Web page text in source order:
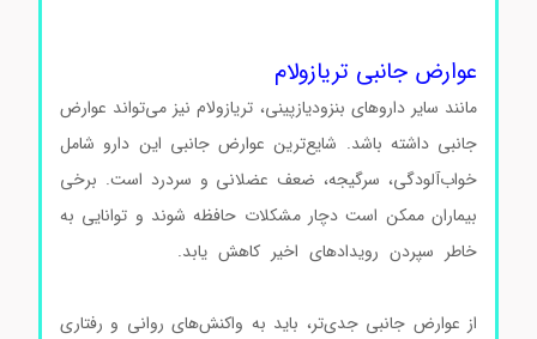
عوارض جانبی تریازولام
مانند سایر داروهای بنزودیازپینی، تریازولام نیز می‌تواند عوارض
جانبی داشته باشد. شایع‌ترین عوارض جانبی این دارو شامل
خواب‌آلودگی، سرگیجه، ضعف عضلانی و سردرد است. برخی
بیماران ممکن است دچار مشکلات حافظه شوند و توانایی به
خاطر سپردن رویدادهای اخیر کاهش یابد.
از عوارض جانبی جدی‌تر، باید به واکنش‌های روانی و رفتاری